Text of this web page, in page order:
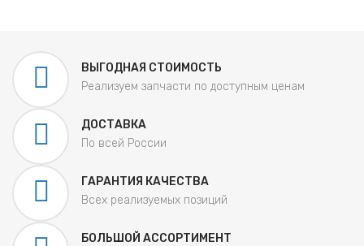
ВЫГОДНАЯ СТОИМОСТЬ
Реализуем запчасти по доступным ценам
ДОСТАВКА
По всей России
ГАРАНТИЯ КАЧЕСТВА
Всех реализуемых позиций
БОЛЬШОЙ АССОРТИМЕНТ